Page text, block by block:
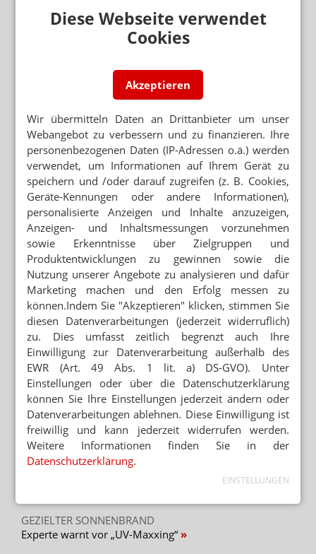
Diese Webseite verwendet
Cookies
Akzeptieren
Wir übermitteln Daten an Drittanbieter um unser
Webangebot zu verbessern und zu finanzieren. Ihre
personenbezogenen Daten (IP-Adressen o.ä.) werden
verwendet, um Informationen auf Ihrem Gerät zu
speichern und /oder darauf zugreifen (z. B. Cookies,
Geräte-Kennungen oder andere Informationen),
personalisierte Anzeigen und Inhalte anzuzeigen,
Anzeigen- und Inhaltsmessungen vorzunehmen
sowie Erkenntnisse über Zielgruppen und
Produktentwicklungen zu gewinnen sowie die
Nutzung unserer Angebote zu analysieren und dafür
Marketing machen und den Erfolg messen zu
können.Indem Sie "Akzeptieren" klicken, stimmen Sie
diesen Datenverarbeitungen (jederzeit widerruflich)
zu. Dies umfasst zeitlich begrenzt auch Ihre
Einwilligung zur Datenverarbeitung außerhalb des
EWR (Art. 49 Abs. 1 lit. a) DS-GVO). Unter
Einstellungen oder über die Datenschutzerklärung
können Sie Ihre Einstellungen jederzeit ändern oder
Datenverarbeitungen ablehnen. Diese Einwilligung ist
freiwillig und kann jederzeit widerrufen werden.
Weitere Informationen finden Sie in der
Datenschutzerklärung.
EINSTELLUNGEN
(SATIRISCHE) NACHTDIENSTGEDANKEN
Morphin-Globuli: Patient überlebt
Suizidversuch
NACHTDIENSTGEDANKEN
„Ich darf nicht krank sein, ich darf nicht
ausfallen”
NACHTDIENSTGEDANKEN
„Das interessiert Sie gar nicht, warum ich das
kaufen will!”
NACHTDIENSTGEDANKEN
Arnica D6 oder D12: „Geben Sie mir die
Stärkeren!”
NACHTDIENSTGEDANKEN
„Können Sie nicht sehen, was ich letztes Mal
hatte?”
NACHTDIENSTGEDANKEN
13 Anzeichen für: „Das Studium hat Spuren
hinterlassen”
NOTDIENSTGEDANKEN
Abholschein? Sie können mir vertrauen!
NACHTDIENSTGEDANKEN
Das gibt es hier nicht – „In Russland haben wir
das aber!”
Mehr zum Thema
GEZIELTER SONNENBRAND
Experte warnt vor „UV-Maxxing“